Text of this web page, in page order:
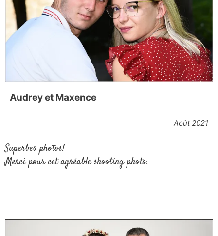
Audrey et Maxence
Août 2021
Superbes photos!
Merci pour cet agréable shooting photo.